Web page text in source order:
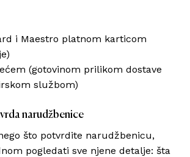
i Maestro platnom karticom
(gotovinom prilikom dostave
službom)
narudžbenice
što potvrdite narudžbenicu,
pogledati sve njene detalje: šta